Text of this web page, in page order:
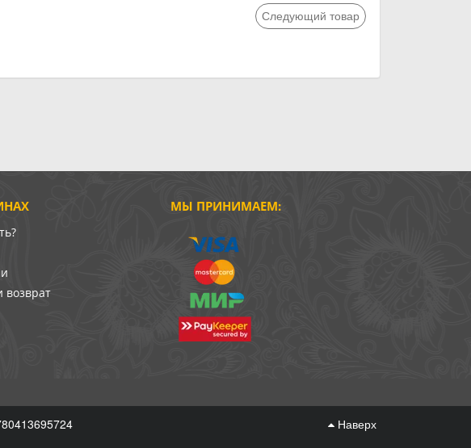
Следующий товар
возврат
МЫ ПРИНИМАЕМ:
Наверх